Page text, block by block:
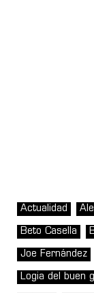
Actualidad
Beto Casella
Joe Fernández
Logia del buen